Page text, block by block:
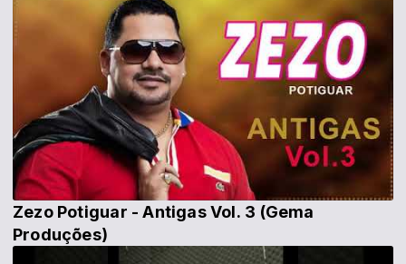
Zezo Potiguar - Antigas Vol. 3 (Gema
Produções)